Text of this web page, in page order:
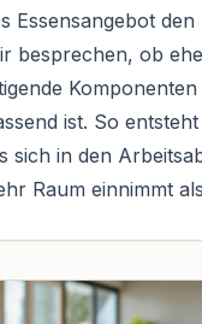
Essensangebot den
besprechen, ob
ist. So entsteht
sich in den
Raum einnimmt